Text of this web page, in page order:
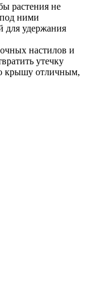
растения не
ними
для удержания
настилов и
утечку
крышу отличным,